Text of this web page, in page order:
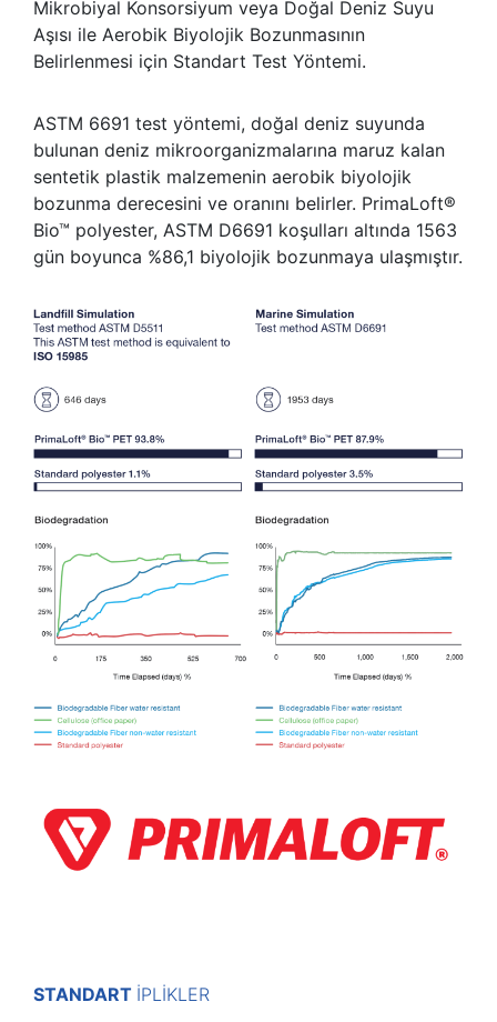
Mikrobiyal Konsorsiyum veya Doğal Deniz Suyu
Aşısı ile Aerobik Biyolojik Bozunmasının
Belirlenmesi için Standart Test Yöntemi.
ASTM 6691 test yöntemi, doğal deniz suyunda
bulunan deniz mikroorganizmalarına maruz kalan
sentetik plastik malzemenin aerobik biyolojik
bozunma derecesini ve oranını belirler. PrimaLoft®
Bio™ polyester, ASTM D6691 koşulları altında 1563
gün boyunca %86,1 biyolojik bozunmaya ulaşmıştır.
STANDART İPLİKLER